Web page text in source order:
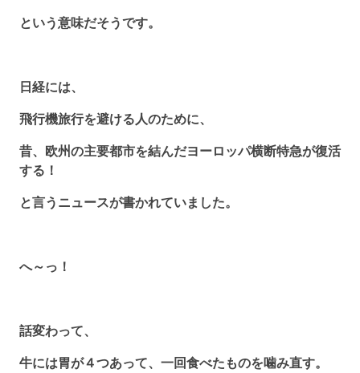
という意味だそうです。
日経には、
飛行機旅行を避ける人のために、
昔、欧州の主要都市を結んだヨーロッパ横断特急が復活
する！
と言うニュースが書かれていました。
へ～っ！
話変わって、
牛には胃が４つあって、一回食べたものを噛み直す。